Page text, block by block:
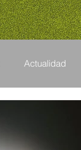
Actualidad